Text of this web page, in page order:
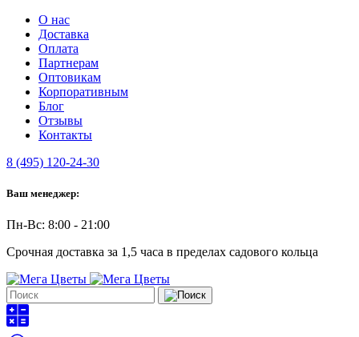
О нас
Доставка
Оплата
Партнерам
Оптовикам
Корпоративным
Блог
Отзывы
Контакты
8 (495) 120-24-30
Ваш менеджер:
Пн-Вс: 8:00 - 21:00
Срочная доставка за 1,5 часа в пределах садового кольца